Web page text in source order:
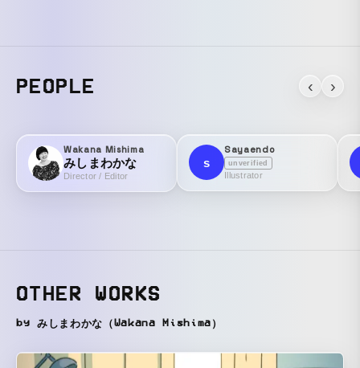
PEOPLE ‹ ›
Wakana Mishima
みしまわかな
Director / Editor
s
Sayaendo
unverified
Illustrator
OTHER WORKS
by みしまわかな（Wakana Mishima）